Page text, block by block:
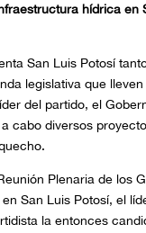
hídrica en
San Luis Potosí
legislativa que
del partido, el
cabo diversos
Plenaria de los
San Luis Potosí, el
la entonces